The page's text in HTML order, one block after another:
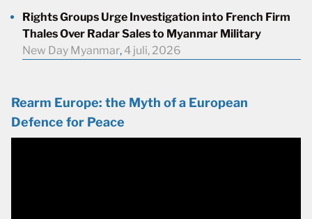
Rights Groups Urge Investigation into French Firm
Thales Over Radar Sales to Myanmar Military
New Day Myanmar, 4 juli, 2026
Rearm Europe: the Myth of a European
Defence for Peace